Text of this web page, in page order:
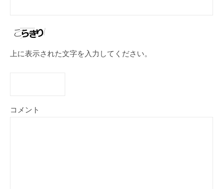
上に表示された文字を入力してください。
コメント